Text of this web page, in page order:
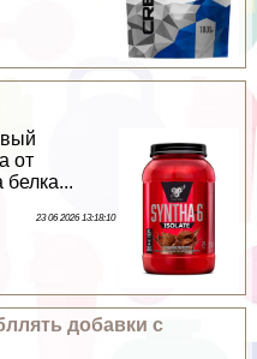
от
белка...
23 06 2026 13:18:10
добавки с